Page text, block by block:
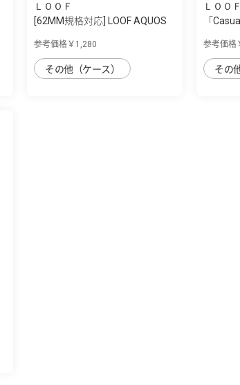
ＬＯＯＦ
[62MM規格対応] LOOF AQUOS
参考価格￥1,280
その他（ケース）
ＬＯＯＦ
「
参考価格
その